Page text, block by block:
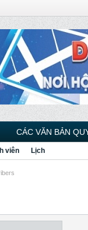
CÁC VĂN BẢN
viên Lịch